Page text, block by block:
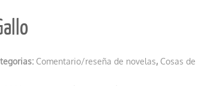
Comentario/reseña de novelas, Cosas de